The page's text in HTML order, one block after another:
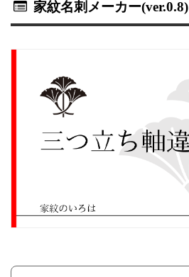
家紋名刺メーカー(ver.0.8)